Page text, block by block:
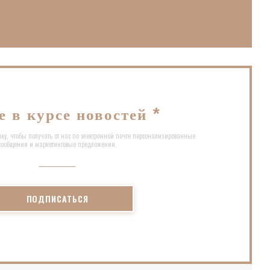
окне))
в курсе новостей *
чтобы получать от нас по электронной почте персонализированные
и маркетинговые предложения.
ПОДПИСАТЬСЯ